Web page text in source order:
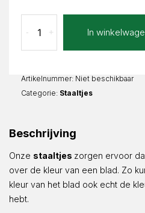
staal
aantal
+
- In
Artikelnummer: Niet beschikbaar
Categorie: Staaltjes
Beschrijving
Onze staaltjes zorgen ervoor
over de kleur van een blad. Zo
kleur van het blad ook echt de
hebt.